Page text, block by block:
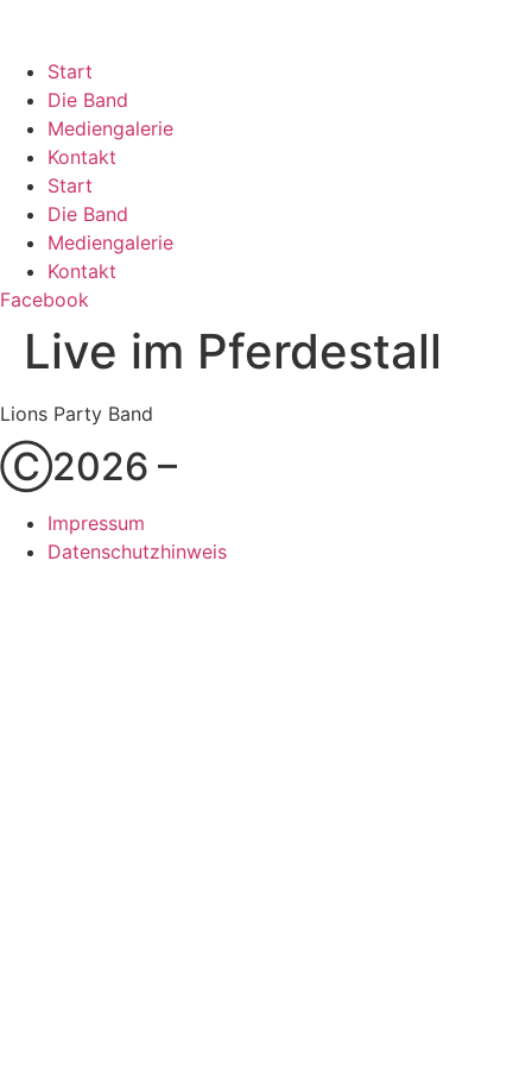
springen
Start
Die Band
Mediengalerie
Kontakt
Start
Die Band
Mediengalerie
Kontakt
Facebook
Live im Pferdestall
Lions Party Band
Ⓒ2026 –
Impressum
Datenschutzhinweis